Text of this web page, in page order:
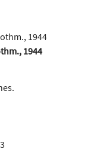
1944